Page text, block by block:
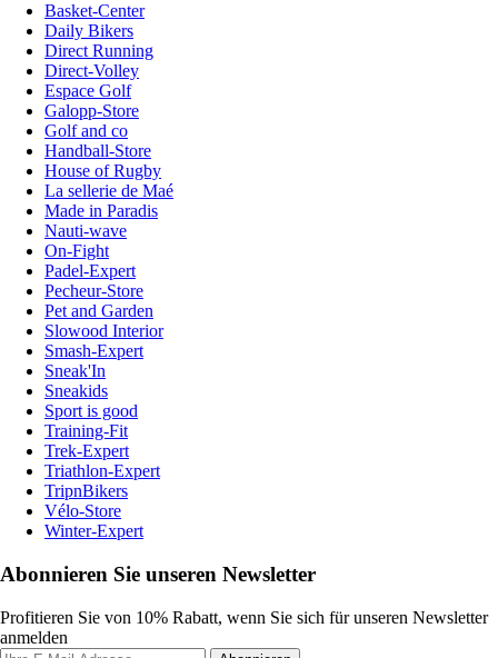
Basket-Center
Daily Bikers
Direct Running
Direct-Volley
Espace Golf
Galopp-Store
Golf and co
Handball-Store
House of Rugby
La sellerie de Maé
Made in Paradis
Nauti-wave
On-Fight
Padel-Expert
Pecheur-Store
Pet and Garden
Slowood Interior
Smash-Expert
Sneak'In
Sneakids
Sport is good
Training-Fit
Trek-Expert
Triathlon-Expert
TripnBikers
Vélo-Store
Winter-Expert
Abonnieren Sie unseren Newsletter
Profitieren Sie von 10% Rabatt, wenn Sie sich für unseren Newsletter
anmelden